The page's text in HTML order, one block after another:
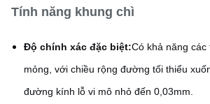
Tính năng khung chì
Độ chính xác đặc biệt:Có khả năng các
mỏng, với chiều rộng đường tối thiểu
đường kính lỗ vi mô nhỏ đến 0,03mm.